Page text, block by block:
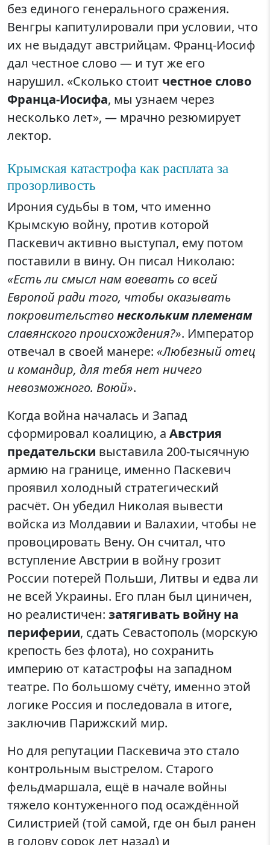
без единого генерального сражения.
Венгры капитулировали при условии, что
их не выдадут австрийцам. Франц-Иосиф
дал честное слово — и тут же его
нарушил. «Сколько стоит честное слово
Франца-Иосифа, мы узнаем через
несколько лет», — мрачно резюмирует
лектор.
Крымская катастрофа как расплата за
прозорливость
Ирония судьбы в том, что именно
Крымскую войну, против которой
Паскевич активно выступал, ему потом
поставили в вину. Он писал Николаю:
«Есть ли смысл нам воевать со всей
Европой ради того, чтобы оказывать
покровительствонескольким племенам
славянского происхождения?». Император
отвечал в своей манере: «Любезный отец
и командир, для тебя нет ничего
невозможного. Воюй».
Когда война началась и Запад
сформировал коалицию, а Австрия
предательски выставила 200-тысячную
армию на границе, именно Паскевич
проявил холодный стратегический
расчёт. Он убедил Николая вывести
войска из Молдавии и Валахии, чтобы не
провоцировать Вену. Он считал, что
вступление Австрии в войну грозит
России потерей Польши, Литвы и едва ли
не всей Украины. Его план был циничен,
но реалистичен: затягивать войну на
периферии, сдать Севастополь (морскую
крепость без флота), но сохранить
империю от катастрофы на западном
театре. По большому счёту, именно этой
логике Россия и последовала в итоге,
заключив Парижский мир.
Но для репутации Паскевича это стало
контрольным выстрелом. Старого
фельдмаршала, ещё в начале войны
тяжело контуженного под осаждённой
Силистрией (той самой, где он был ранен
в голову сорок лет назад) и